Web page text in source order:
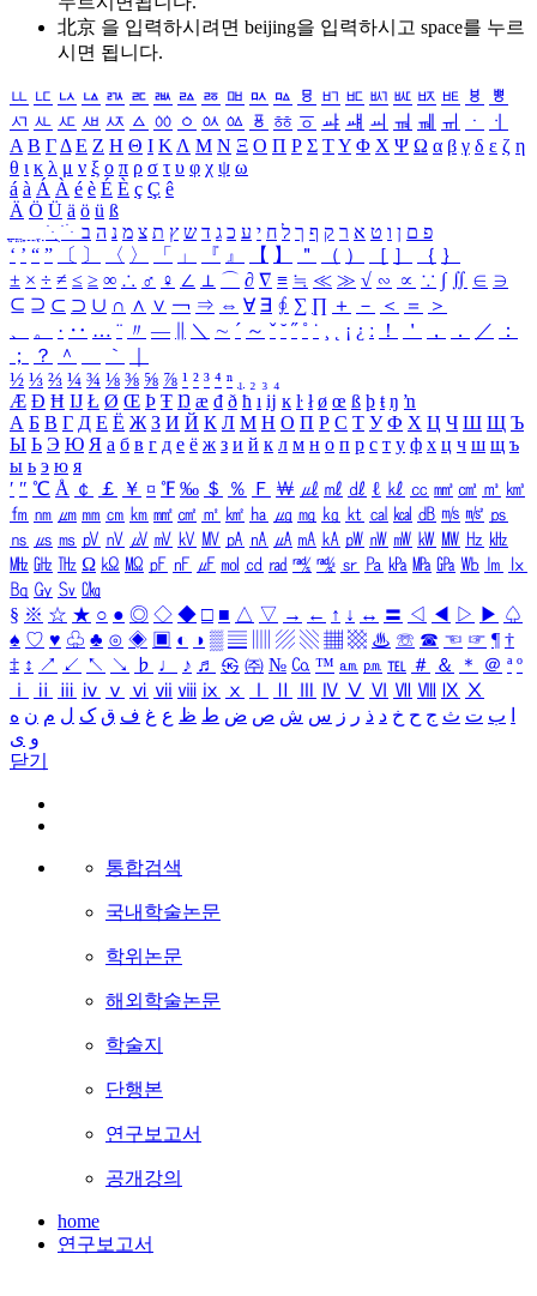
北京 을 입력하시려면 beijing을 입력하시고 space를 누르
시면 됩니다.
ㅥ ㅦ ㅧ ㅨ ㅩ ㅪ ㅫ ㅬ ㅭ ㅮ ㅯ ㅰ ㅱ ㅲ ㅳ ㅴ ㅵ ㅶ ㅷ ㅸ
ㅹ
ㅺ ㅻ ㅼ ㅽ ㅾ ㅿ ㆀ ㆁ ㆂ ㆃ ㆄ ㆅ ㆆ ㆇ ㆈ ㆉ ㆊ ㆋ ㆌ ㆍ
ㆎ
Α Β ΓΔ Ε Ζ Η Θ Ι ΚΛ Μ Ν Ξ Ο Π Ρ Σ ΤΥ Φ Χ Ψ Ω α β γ δ ε ζ η
θ ι κ λ μ ν ξ ο π ρ σ τ υ φ χ ψ ω
á à Á À é è É È ç Ç ê
Ä Ö Ü ä ö ü ß
ִֶֹ ֻּ ׁׂ פ ם ן ו ט א ר ק ף ך ל ח י ע כ ג ד ש ץ ת צ מ נ ה ב
‘ ’ “ ” 〔 〕 〈 〉 「 」 『 』 【 】 ＂ （ ） ［ ］ ｛ ｝
± × ÷ ≠ ≤ ≥ ∞ ∴ ♂ ♀ ∠ ⊥ ⌒ ∂ ∇ ≡ ≒ ≪ ≫ √ ∽ ∝ ∵ ∫ ∬ ∈ ∋
⊆ ⊇ ⊂ ⊃ ∪ ∩ ∧ ∨ ￢ ⇒ ⇔ ∀ ∃ ∮ ∑ ∏ ＋ － ＜ ＝
＞
、
。 · ‥ … ¨ 〃 ― ＼ ∼ ´ ～ ˇ ˘ ˝ ˚ ˙ ¸ ¡ ¿ ː ！ ＇ ， ． ／
：
；
？ ＾ ｀
½ ⅓ ⅔ ¼ ¾ ⅛ ⅜ ⅝ ⅞ ¹ ² ³ ⁴ ⁿ ₁ ₂ ₃ ₄
Æ Ð Ħ Ĳ Ł Ø Œ Þ Ŧ Ŋ æ đ ð ħ ı ĳ ĸ ŀ ł ø œ ß þ ŧ ŋ ŉ
А Б В Г Д Е Ё Ж З И Й К Л М Н О П Р С Т У Ф Х Ц Ч Ш Щ Ъ
Ы Ь Э Ю Я а б в г д е ё ж з и й к л м н о п р с т у ф х ц ч ш щ ъ
ы ь э ю я
′ ″ ℃ Å ￠ ￡ ￥ ¤ ℉ ‰ ＄ ％ Ｆ ￦ ㎕ ㎖ ㎗ ℓ ㎘ ㏄ ㎣ ㎤ ㎥ ㎦
㎙ ㎚ ㎛ ㎜ ㎝ ㎞ ㎟ ㎠ ㎡ ㎢ ㏊ ㎍ ㎎ ㎏ ㏏ ㎈ ㎉ ㏈ ㎧ ㎨ ㎰
㎱ ㎲ ㎳ ㎴ ㎵ ㎶ ㎷ ㎸ ㎹ ㎀ ㎁ ㎂ ㎃ ㎄ ㎺ ㎻ ㎽ ㎾ ㎿ ㎐ ㎑
㎒ ㎓ ㎔ Ω ㏀ ㏁ ㎊ ㎋ ㎌ ㏖ ㏅ ㎭ ㎮ ㎯ ㏛ ㎩ ㎪ ㎫ ㎬ ㏝ ㏐
㏓
㏃ ㏉ ㏜ ㏆
§ ※ ☆ ★ ○ ● ◎ ◇ ◆ □ ■ △ ▽ → ← ↑ ↓ ↔ 〓 ◁ ◀ ▷ ▶ ♤
♠ ♡ ♥ ♧ ♣ ⊙ ◈ ▣ ◐ ◑ ▒ ▤ ▨ ▧ ▦ ▩ ♨ ☏ ☎ ☜ ☞ ¶ †
‡ ↕ ↗ ↙ ↖ ↘ ♭ ♩ ♪ ♬ ㉿ ㈜ № ㏇ ™ ㏂ ㏘ ℡ ＃ ＆ ＊ ＠ ª º
ⅰ
ⅱ ⅲ ⅳ ⅴ ⅵ ⅶ ⅷ ⅸ ⅹ Ⅳ Ⅴ Ⅵ Ⅶ Ⅷ Ⅸ Ⅹ
ب ت ث ج ح خ د ذ ر ز س ش ص ض ط ظ ع غ ف ق ک ل م ن ه
و ی
닫기
통합검색
국내학술논문
학위논문
해외학술논문
학술지
단행본
연구보고서
공개강의
home
연구보고서